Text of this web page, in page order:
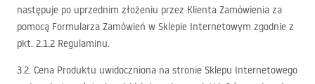
następuje po uprzednim złożeniu przez Klienta Zamówienia za
pomocą Formularza Zamówień w Sklepie Internetowym zgodnie z
pkt. 2.1.2 Regulaminu.
3.2. Cena Produktu uwidoczniona na stronie Sklepu Internetowego